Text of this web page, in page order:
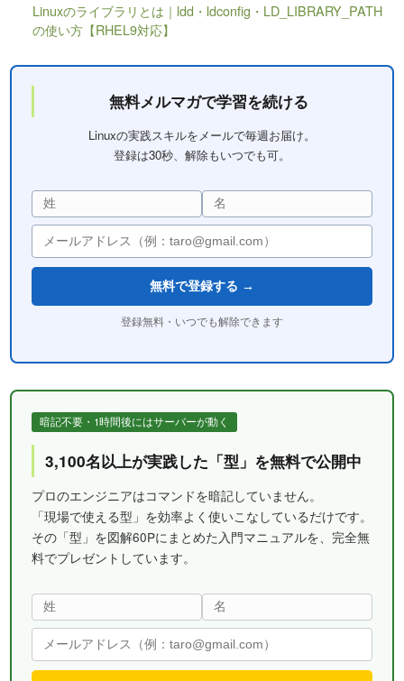
Linuxのライブラリとは｜ldd・ldconfig・LD_LIBRARY_PATH
の使い方【RHEL9対応】
無料メルマガで学習を続ける
Linuxの実践スキルをメールで毎週お届け。
登録は30秒、解除もいつでも可。
無料で登録する →
登録無料・いつでも解除できます
暗記不要・1時間後にはサーバーが動く
3,100名以上が実践した「型」を無料で公開中
プロのエンジニアはコマンドを暗記していません。
「現場で使える型」を効率よく使いこなしているだけです。
その「型」を図解60Pにまとめた入門マニュアルを、完全無
料でプレゼントしています。